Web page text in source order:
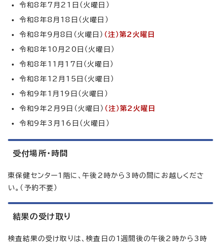
令和8年7月21日（火曜日）
令和8年8月18日（火曜日）
令和8年9月8日（火曜日） （注）第2火曜日
令和8年10月20日（火曜日）
令和8年11月17日（火曜日）
令和8年12月15日（火曜日）
令和9年1月19日（火曜日）
令和9年2月9日（火曜日） （注）第2火曜日
令和9年3月16日（火曜日）
受付場所・時間
東保健センター1階に、午後2時から3時の間にお越しくださ
い。（予約不要）
結果の受け取り
検査結果の受け取りは、検査日の1週間後の午後2時から3時